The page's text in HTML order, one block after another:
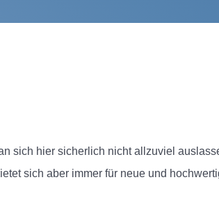
sich hier sicherlich nicht allzuviel
sich aber immer für neue und